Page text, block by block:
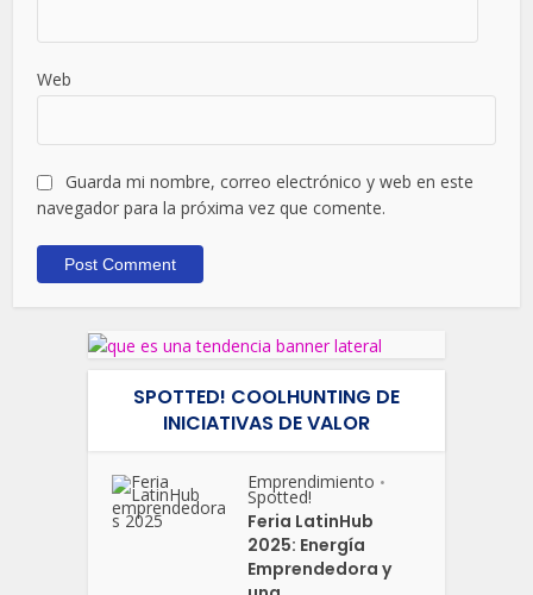
Web
Guarda mi nombre, correo electrónico y web en este
navegador para la próxima vez que comente.
SPOTTED! COOLHUNTING DE
INICIATIVAS DE VALOR
Emprendimiento •
Spotted!
Feria LatinHub
2025: Energía
Emprendedora y